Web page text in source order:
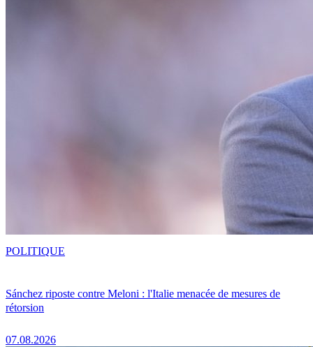
Sánchez riposte contre Meloni : l'Italie menacée de mesures de
rétorsion
07.08.2026
POLITIQUE